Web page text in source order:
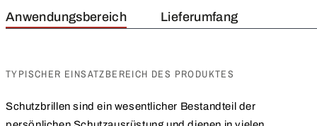
Anwendungsbereich Lieferumfang
TYPISCHER EINSATZBEREICH DES PRODUKTES
Schutzbrillen sind ein wesentlicher Bestandteil der